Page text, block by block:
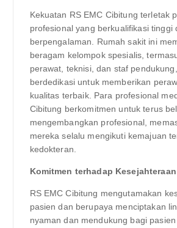
Kekuatan RS EMC Cibitung terletak
profesional yang berkualifikasi tinggi
berpengalaman. Rumah sakit ini
beragam kelompok spesialis,
perawat, teknisi, dan staf
berdedikasi untuk memberikan
kualitas terbaik. Para profesional
Cibitung berkomitmen untuk terus
mengembangkan profesional,
mereka selalu mengikuti kemajuan
kedokteran.
Komitmen terhadap
RS EMC Cibitung mengutamakan
pasien dan berupaya menciptakan
nyaman dan mendukung bagi pasien